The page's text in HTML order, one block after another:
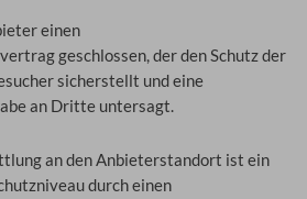
einen
geschlossen, der den Schutz der
sicherstellt und eine
an Dritte untersagt.
an den Anbieterstandort ist ein
durch einen